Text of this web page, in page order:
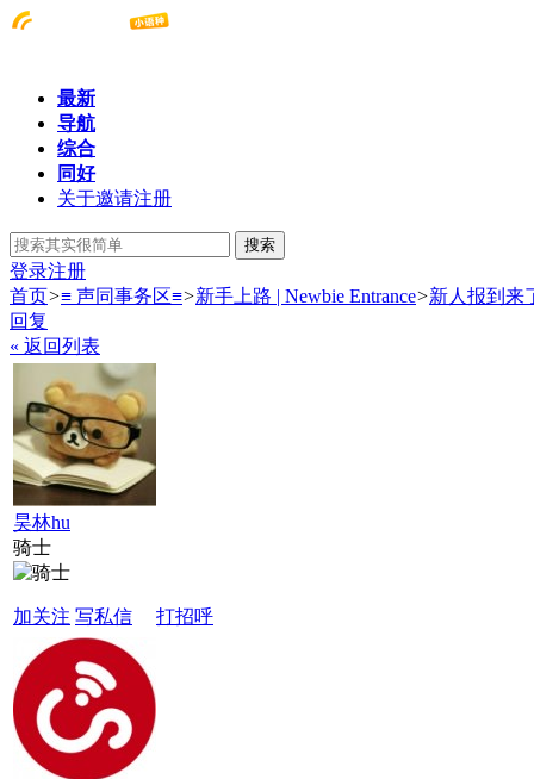
最新
导航
综合
同好
关于邀请注册
搜索
登录注册
首页>≡ 声同事务区≡>新手上路 | Newbie Entrance>新人报到来
回复
« 返回列表
昊林hu
骑士
加关注 写私信 打招呼